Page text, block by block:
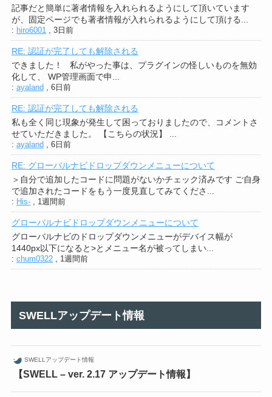
記事だと簡単に著者情報を入れられるようにして頂いています
が、固定ページでも著者情報が入れられるようにして頂ける...
: hiro6001, 3日前
RE: 認証が完了しても解除される
できました！ 私がやった事は、プラグインの怪しいものを無効
化して、 WP管理画面で申...
: ayaland , 6日前
RE: 認証が完了しても解除される
私も全く同じ現象が発生して困っておりましたので、コメントさ
せていただきました。 【こちらの状況】 ...
: ayaland , 6日前
RE: グローバルナビドロップダウンメニューについて
＞自分で追加したコードに問題がないかチェック済みです ご自身
で追加されたコードをもう一度見直してみてくださ...
: His-, 1週間前
グローバルナビドロップダウンメニューについて
グローバルナビのドロップダウンメニューがデバイス幅が
1440px以下になると>とメニュー名が被ってしまい...
: chum0322, 1週間前
SWELLアップデート情報
SWELLアップデート情報
【SWELL – ver. 2.17 アップデート情報】